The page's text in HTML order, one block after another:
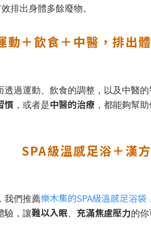
排出身體多餘廢物。
動＋飲食＋中醫，排出
透過運動、飲食的調整，以及中醫
慣 ，或者是中醫的治療 ，都能夠幫
SPA級溫感足浴＋漢
我們推薦樂木集的SPA級溫感足浴袋
驗，讓難以入眠、 充滿焦慮壓力的